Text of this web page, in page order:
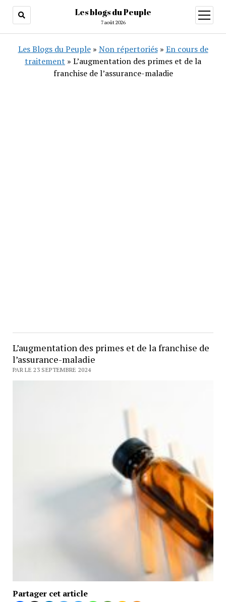
Les blogs du Peuple
7 août 2026
ouvrir
menu
Les Blogs du Peuple» Non répertoriés» En cours de
traitement » L’augmentation des primes et de la
franchise de l’assurance-maladie
L’augmentation des primes et de la franchise de
l’assurance-maladie
PAR LE 23 SEPTEMBRE 2024
Partager cet article